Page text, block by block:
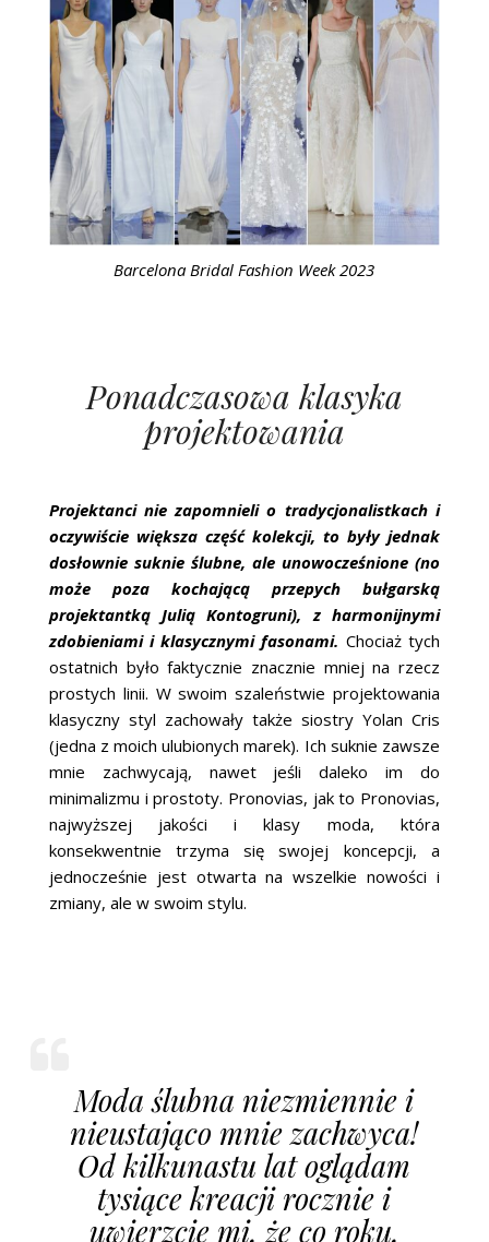
Barcelona Bridal Fashion Week 2023
Ponadczasowa klasyka
projektowania
Projektanci nie zapomnieli o tradycjonalistkach i
oczywiście większa część kolekcji, to były jednak
dosłownie suknie ślubne, ale unowocześnione (no
może poza kochającą przepych bułgarską
projektantką Julią Kontogruni), z harmonijnymi
zdobieniami i klasycznymi fasonami. Chociaż tych
ostatnich było faktycznie znacznie mniej na rzecz
prostych linii. W swoim szaleństwie projektowania
klasyczny styl zachowały także siostry Yolan Cris
(jedna z moich ulubionych marek). Ich suknie zawsze
mnie zachwycają, nawet jeśli daleko im do
minimalizmu i prostoty. Pronovias, jak to Pronovias,
najwyższej jakości i klasy moda, która
konsekwentnie trzyma się swojej koncepcji, a
jednocześnie jest otwarta na wszelkie nowości i
zmiany, ale w swoim stylu.
Moda ślubna niezmiennie i
nieustająco mnie zachwyca!
Od kilkunastu lat oglądam
tysiące kreacji rocznie i
uwierzcie mi, że co roku,